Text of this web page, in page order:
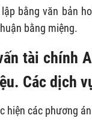
bằng văn bản
bằng miệng.
tài chính
Các dịch
hiện các phương